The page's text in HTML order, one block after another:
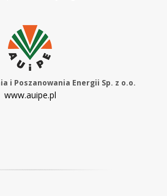
i Poszanowania Energii Sp. z o.o.
www.auipe.pl